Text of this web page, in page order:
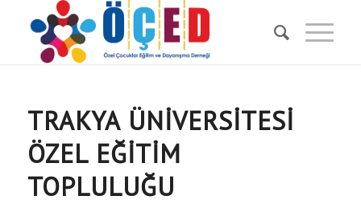
TRAKYA ÜNIVERSITESI
ÖZEL EĞITIM
TOPLULUĞU